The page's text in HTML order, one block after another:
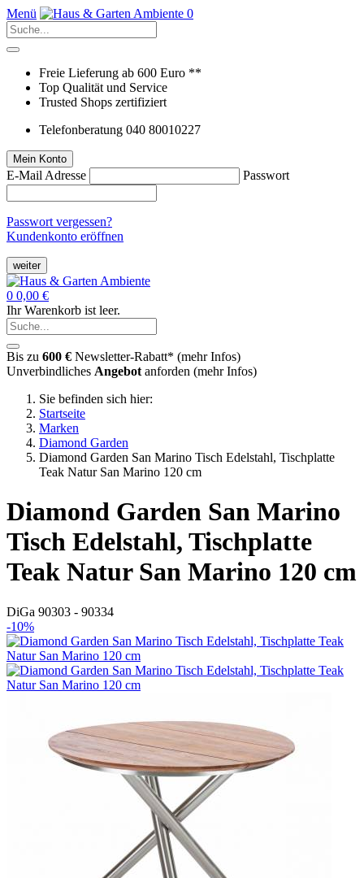
Menü 0
Freie Lieferung ab 600 Euro **
Top Qualität und Service
Trusted Shops zertifiziert
Telefonberatung 040 80010227
Mein Konto
E-Mail Adresse Passwort
Passwort vergessen?
Kundenkonto eröffnen
weiter
0 0,00 €
Ihr Warenkorb ist leer.
Bis zu 600 € Newsletter-Rabatt* (mehr Infos)
Unverbindliches Angebot anforden (mehr Infos)
Sie befinden sich hier:
Startseite
Marken
Diamond Garden
Diamond Garden San Marino Tisch Edelstahl, Tischplatte
Teak Natur San Marino 120 cm
Diamond Garden San Marino
Tisch Edelstahl, Tischplatte
Teak Natur San Marino 120 cm
DiGa 90303 - 90334
-10%